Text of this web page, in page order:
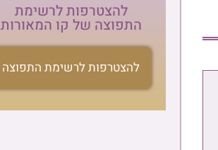
להצטרפות לרשימת
התפוצה של קו המאורות
להצטרפות לרשימת התפוצה